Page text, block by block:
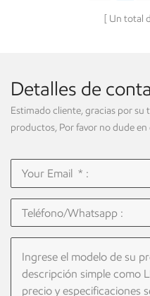
Un total
Detalles de
Estimado cliente, gracias por
productos, Por favor no dude